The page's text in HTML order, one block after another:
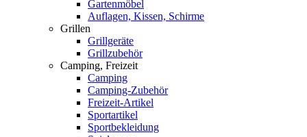
Gartenmöbel
Auflagen, Kissen, Schirme
Grillen
Grillgeräte
Grillzubehör
Camping, Freizeit
Camping
Camping-Zubehör
Freizeit-Artikel
Sportartikel
Sportbekleidung